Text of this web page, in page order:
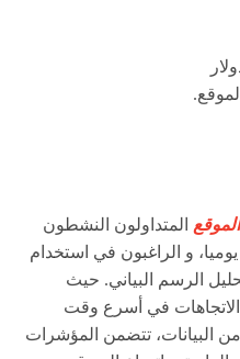
الموقع المتداولون النشطون
و الراغبون في استخدام
الرسم البياني. حيث
في أسرع وقت
البيانات، تتضمن المؤشرات